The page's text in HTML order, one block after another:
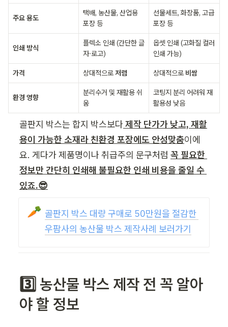
주요 용도
택배, 농산물, 산업용
포장 등
선물세트, 화장품, 고급
포장 등
인쇄 방식
플렉소 인쇄 (간단한 글
자·로고)
옵셋 인쇄 (고화질 컬러
인쇄 가능)
가격 상대적으로 저렴 상대적으로 비쌈
환경 영향
분리수거 및 재활용 쉬
움
코팅지 분리 어려워 재
활용성 낮음
골판지 박스는 합지 박스보다 제작 단가가 낮고, 재활
용이 가능한 소재라 친환경 포장에도 안성맞춤이에
요. 게다가 제품명이나 취급주의 문구처럼 꼭 필요한
정보만 간단히 인쇄해 불필요한 인쇄 비용을 줄일 수
있죠.😎
🥕 골판지 박스 대량 구매로 50만원을 절감한
우팜사의 농산물 박스 제작사례 보러가기
3️⃣ 농산물 박스 제작 전 꼭 알아
야 할 정보